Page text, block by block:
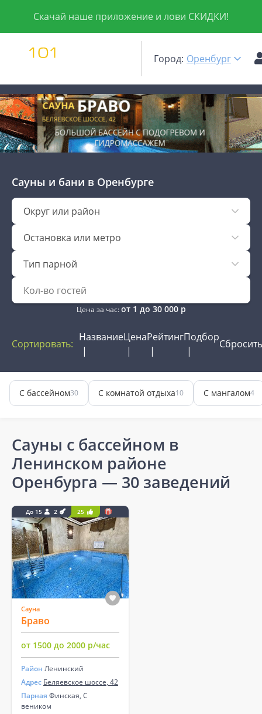
Скачай наше приложение и лови СКИДКИ!
Город: Оренбург
Сауны и бани в Оренбурге
Округ или район
Остановка или метро
Тип парной
Цена за час:от 1 до 30 000р
Сортировать:
НазваниеЦенаРейтингПодбор
Сбросить
С бассейном30 С комнатой отдыха10 С мангалом4
Сауны с бассейном в
Ленинском районе
Оренбурга — 30 заведений
До 15 2 25
Сауна
Браво
от 1500 до 2000 р/час
Район Ленинский
Адрес Беляевское шоссе, 42
Парная Финская, С
веником